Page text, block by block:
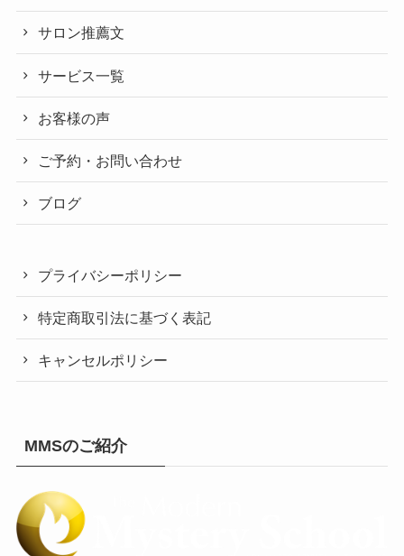
サロン推薦文
サービス一覧
お客様の声
ご予約・お問い合わせ
ブログ
プライバシーポリシー
特定商取引法に基づく表記
キャンセルポリシー
MMSのご紹介